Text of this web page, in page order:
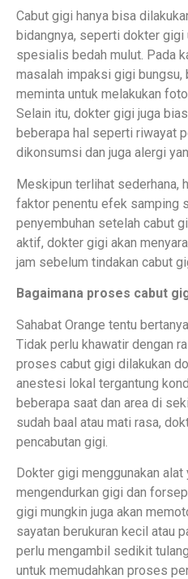
Cabut gigi hanya bisa
bidangnya, seperti dokter
spesialis bedah mulut. Pada
masalah impaksi gigi bungsu,
meminta untuk melakukan
Selain itu, dokter gigi juga
beberapa hal seperti riwayat
dikonsumsi dan juga alergi
Meskipun terlihat sederhana,
faktor penentu efek samping
penyembuhan setelah cabut
aktif, dokter gigi akan
jam sebelum tindakan cabut
Bagaimana proses cabut
Sahabat Orange tentu
Tidak perlu khawatir dengan
proses cabut gigi dilakukan
anestesi lokal tergantung
beberapa saat dan area di
sudah baal atau mati rasa,
pencabutan gigi.
Dokter gigi menggunakan
mengendurkan gigi dan
gigi mungkin juga akan
sayatan berukuran kecil atau
perlu mengambil sedikit
untuk memudahkan proses